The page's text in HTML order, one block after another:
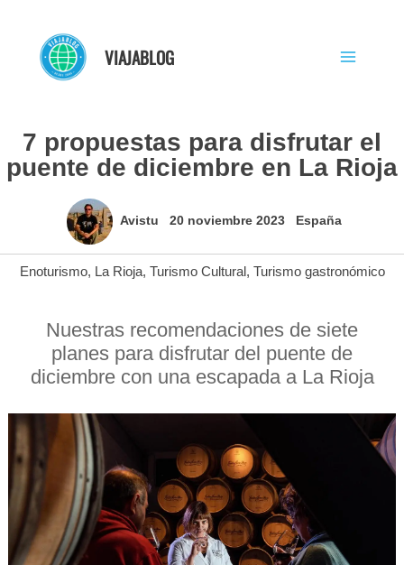
contenido
VIAJABLOG
7 propuestas para disfrutar el
puente de diciembre en La Rioja
Avistu 20 noviembre 2023 España
Enoturismo, La Rioja, Turismo Cultural, Turismo gastronómico
Nuestras recomendaciones de siete
planes para disfrutar del puente de
diciembre con una escapada a La Rioja